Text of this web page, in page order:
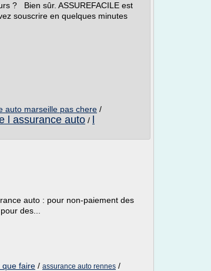
? Bien sûr. ASSUREFACILE est
souscrire en quelques minutes
auto marseille pas chere /
l assurance auto /
auto : pour non-paiement des
des...
que faire / assurance auto rennes /